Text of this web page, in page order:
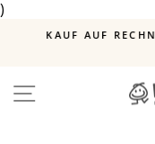
)
KAUF AUF